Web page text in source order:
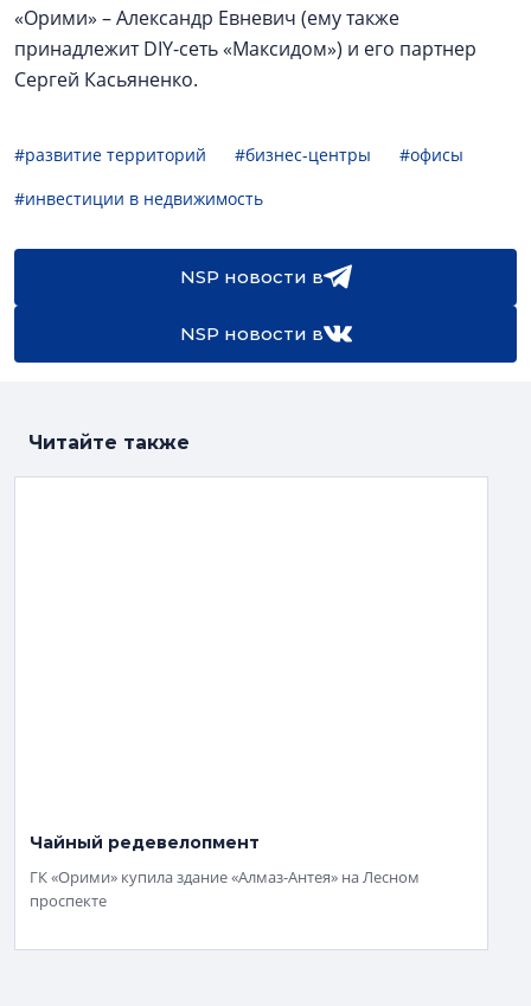
«Орими» – Александр Евневич (ему также
принадлежит DIY-сеть «Максидом») и его партнер
Сергей Касьяненко.
#развитие территорий #бизнес-центры
#офисы
#инвестиции в недвижимость
NSP новости в
NSP новости в
Читайте также
Чайный редевелопмент
ГК «Орими» купила здание «Алмаз-Антея» на Лесном
проспекте